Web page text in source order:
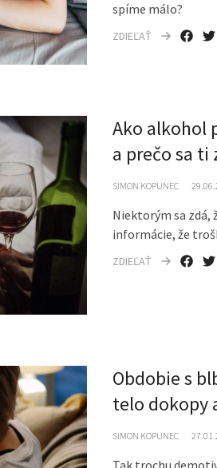
spíme málo?
ZDIEĽAŤ
Ako alkohol
a prečo sa ti
SIMON KOPUNEC
Niektorým sa zdá,
informácie, že
ZDIEĽAŤ
Obdobie s
telo dokopy
SIMON KOPUNEC